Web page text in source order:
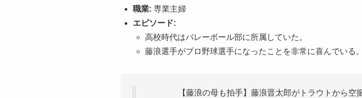
職業: 専業主婦
エピソード:
高校時代はバレーボール部に所属していた。
藤浪選手がプロ野球選手になったことを非常に喜んでいる。
【藤浪の母も拍手】藤浪晋太郎がトラウトから空